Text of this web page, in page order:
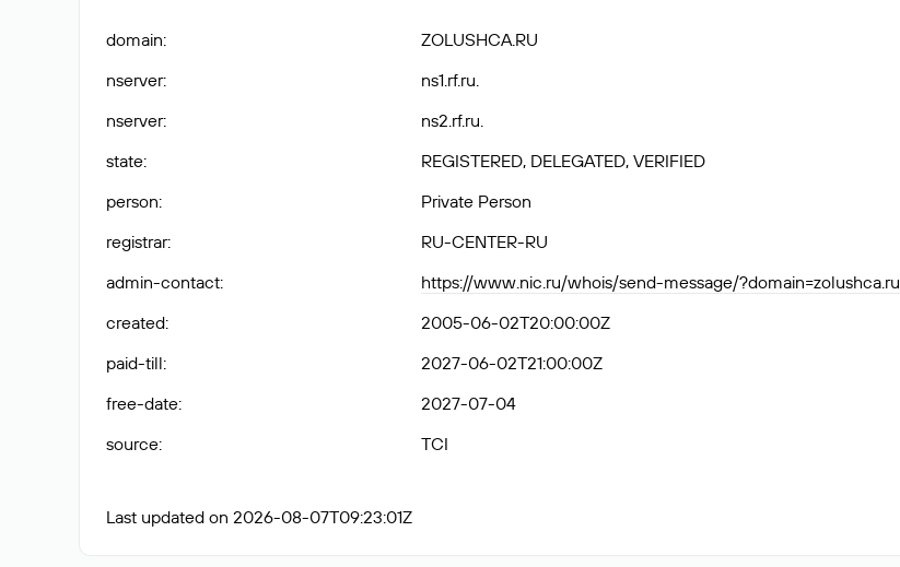
domain:
ZOLUSHCA.RU
nserver:
ns1.rf.ru.
nserver:
ns2.rf.ru.
state:
REGISTERED, DELEGATED, VERIFIED
person:
Private Person
registrar:
RU-CENTER-RU
admin-contact:
https://www.nic.ru/whois/send-message/?domain=zolushca.ru
created:
2005-06-02T20:00:00Z
paid-till:
2027-06-02T21:00:00Z
free-date:
2027-07-04
source: TCI
Last updated on 2026-08-07T09:23:01Z